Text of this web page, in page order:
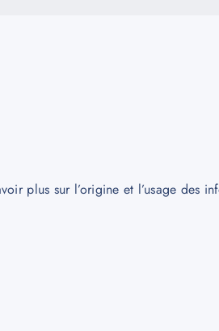
plus sur l’origine et l’usage des